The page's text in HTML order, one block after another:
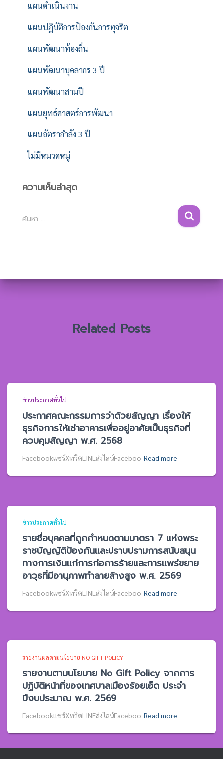
แผนดำเนินงาน
แผนปฏิบัติการป้องกันการทุจริต
แผนพัฒนาท้องถิ่น
แผนพัฒนาบุคลากร 3 ปี
แผนพัฒนาสามปี
แผนยุทธ์ศาสตร์การพัฒนา
แผนอัตรากำลัง 3 ปี
ไม่มีหมวดหมู่
ความเห็นล่าสุด
ค้
น
ห
ค้นหา …
Related Posts
ข่าวประกาศทั่วไป
ประกาศคณะกรรมการว่าด้วยสัญญา เรื่องให้
ธุรกิจการให้เช่าอาคารเพื่ออยู่อาศัยเป็นธุรกิจที่
ควบคุมสัญญา พ.ศ. 2568
Facebookแชร์XทวิตLINEส่งไลน์Faceboo Read more
ข่าวประกาศทั่วไป
รายชื่อบุคคลที่ถูกกำหนดตามมาตรา 7 แห่งพระ
ราชบัญญัติป้องกันและปราบปรามการสนับสนุน
ทางการเงินแก่การก่อการร้ายและการแพร่ขยาย
อาวุธที่มีอานุภาพทำลายล้างสูง พ.ศ. 2569
Facebookแชร์XทวิตLINEส่งไลน์Faceboo Read more
รายงานผลตามนโยบาย NO GIFT POLICY
รายงานตามนโยบาย No Gift Policy จากการ
ปฏิบัติหน้าที่ของเทศบาลเมืองร้อยเอ็ด ประจำ
ปีงบประมาณ พ.ศ. 2569
Facebookแชร์XทวิตLINEส่งไลน์Faceboo Read more